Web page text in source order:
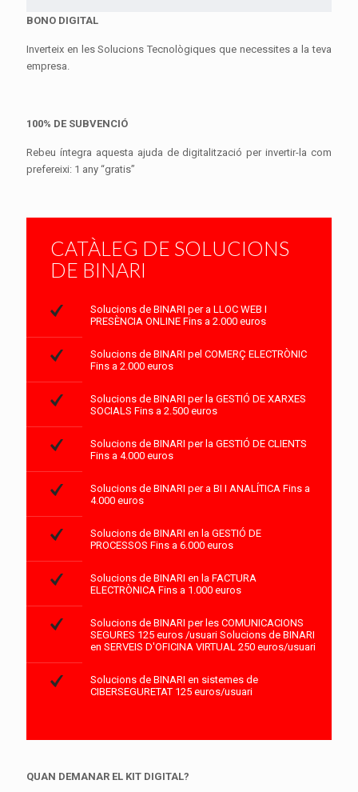
BONO DIGITAL
Inverteix en les Solucions Tecnològiques que necessites a la teva
empresa.
100% DE SUBVENCIÓ
Rebeu íntegra aquesta ajuda de digitalització per invertir-la com
prefereixi: 1 any “gratis”
CATÀLEG DE SOLUCIONS
DE BINARI
Solucions de BINARI per a LLOC WEB I
PRESÈNCIA ONLINE Fins a 2.000 euros
Solucions de BINARI pel COMERÇ ELECTRÒNIC
Fins a 2.000 euros
Solucions de BINARI per la GESTIÓ DE XARXES
SOCIALS Fins a 2.500 euros
Solucions de BINARI per la GESTIÓ DE CLIENTS
Fins a 4.000 euros
Solucions de BINARI per a BI I ANALÍTICA Fins a
4.000 euros
Solucions de BINARI en la GESTIÓ DE
PROCESSOS Fins a 6.000 euros
Solucions de BINARI en la FACTURA
ELECTRÒNICA Fins a 1.000 euros
Solucions de BINARI per les COMUNICACIONS
SEGURES 125 euros /usuari Solucions de BINARI
en SERVEIS D'OFICINA VIRTUAL 250 euros/usuari
Solucions de BINARI en sistemes de
CIBERSEGURETAT 125 euros/usuari
QUAN DEMANAR EL KIT DIGITAL?